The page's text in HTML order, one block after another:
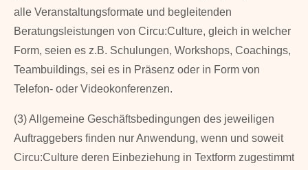
alle Veranstaltungsformate und begleiten­den
Beratungsleistungen von Circu:Culture, gleich in welcher
Form, seien es z.B. Schulungen, Workshops, Coachings,
Teambuildings, sei es in Präsenz oder in Form von
Telefon- oder Videokonferenzen.
(3) Allgemeine Geschäftsbedingungen des jeweiligen
Auftraggebers finden nur Anwen­dung, wenn und soweit
Circu:Culture deren Einbeziehung in Textform zugestimmt